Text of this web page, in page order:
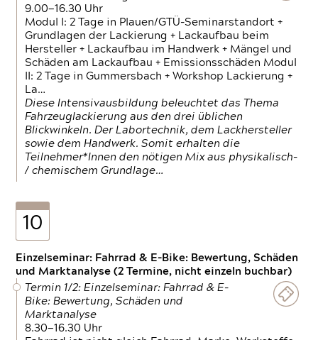
9.00—16.30 Uhr
Modul I: 2 Tage in Plauen/GTÜ-Seminarstandort +
Grundlagen der Lackierung + Lackaufbau beim
Hersteller + Lackaufbau im Handwerk + Mängel und
Schäden am Lackaufbau + Emissionsschäden Modul
II: 2 Tage in Gummersbach + Workshop Lackierung +
La…
Diese Intensivausbildung beleuchtet das Thema
Fahrzeuglackierung aus den drei üblichen
Blickwinkeln. Der Labortechnik, dem Lackhersteller
sowie dem Handwerk. Somit erhalten die
Teilnehmer*Innen den nötigen Mix aus physikalisch-
/ chemischem Grundlage…
10
Einzelseminar: Fahrrad & E-Bike: Bewertung, Schäden
und Marktanalyse (2 Termine, nicht einzeln buchbar)
Termin 1/2: Einzelseminar: Fahrrad & E-
Bike: Bewertung, Schäden und
Marktanalyse
8.30—16.30 Uhr